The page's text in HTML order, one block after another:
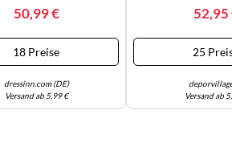
50,99 €
18 Preise
dressinn.com (DE)
Versand ab 5,99 €
52,95
25
Versand ab